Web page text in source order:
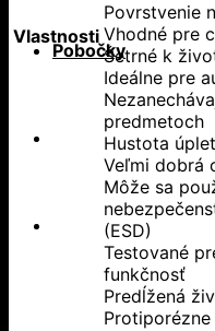
Pobočky
Vlastnosti
Povrstvenie
Vhodné pre
Šetrné k
Ideálne pre
predmetoch
Hustota
Veľmi dobrá
Môže sa
(ESD)
Testované
funkčnosť
Predĺžená